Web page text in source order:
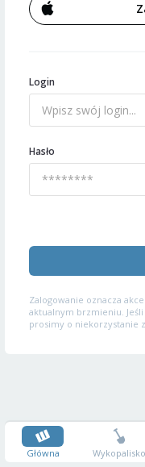
Login
Hasło
Zalogowanie oznacza
aktualnym brzmieniu.
prosimy o niekorzystanie
Główna Wykopalisko